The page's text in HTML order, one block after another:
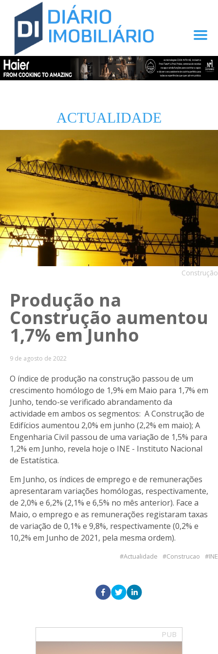
ACTUALIDADE
Construção
Produção na
Construção aumentou
1,7% em Junho
9 de agosto de 2022
O índice de produção na construção passou de um
crescimento homólogo de 1,9% em Maio para 1,7% em
Junho, tendo-se verificado abrandamento da
actividade em ambos os segmentos: A Construção de
Edifícios aumentou 2,0% em junho (2,2% em maio); A
Engenharia Civil passou de uma variação de 1,5% para
1,2% em Junho, revela hoje o INE - Instituto Nacional
de Estatística.
Em Junho, os índices de emprego e de remunerações
apresentaram variações homólogas, respectivamente,
de 2,0% e 6,2% (2,1% e 6,5% no mês anterior). Face a
Maio, o emprego e as remunerações registaram taxas
de variação de 0,1% e 9,8%, respectivamente (0,2% e
10,2% em Junho de 2021, pela mesma ordem).
Actualidade Construcao INE
PUB